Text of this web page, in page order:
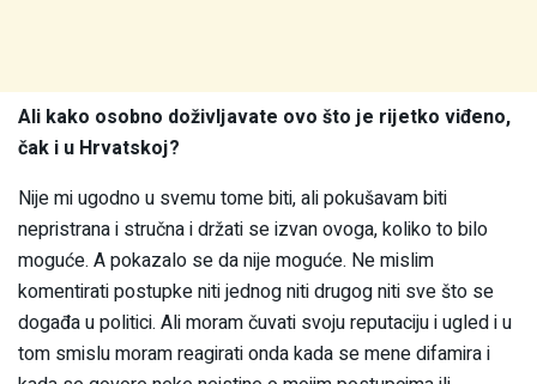
Ali kako osobno doživljavate ovo što je rijetko viđeno,
čak i u Hrvatskoj?
Nije mi ugodno u svemu tome biti, ali pokušavam biti
nepristrana i stručna i držati se izvan ovoga, koliko to bilo
moguće. A pokazalo se da nije moguće. Ne mislim
komentirati postupke niti jednog niti drugog niti sve što se
događa u politici. Ali moram čuvati svoju reputaciju i ugled i u
tom smislu moram reagirati onda kada se mene difamira i